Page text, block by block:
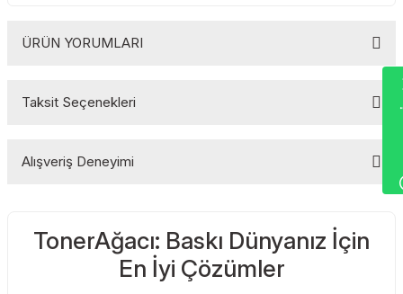
ÜRÜN YORUMLARI
Taksit Seçenekleri
Alışveriş Deneyimi
Sitemize ilk yorumu siz yapın!
TonerAğacı: Baskı Dünyanız İçin
En İyi Çözümler